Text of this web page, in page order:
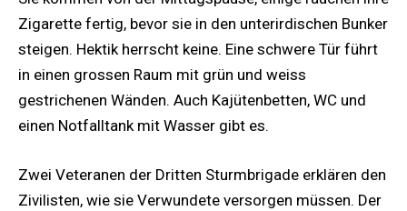
Zigarette fertig, bevor sie in den unterirdischen Bunker
steigen. Hektik herrscht keine. Eine schwere Tür führt
in einen grossen Raum mit grün und weiss
gestrichenen Wänden. Auch Kajütenbetten, WC und
einen Notfalltank mit Wasser gibt es.
Zwei Veteranen der Dritten Sturmbrigade erklären den
Zivilisten, wie sie Verwundete versorgen müssen. Der